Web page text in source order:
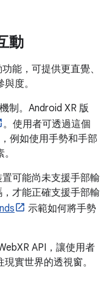
動
能，可提供更直覺、
度。
制。Android XR 版
。使用者可透過這個
例如使用手勢和手部
可能尚未支援手部輸
才能正確支援手部輸
示範如何將手勢
API，讓使用者
實世界的透視窗。